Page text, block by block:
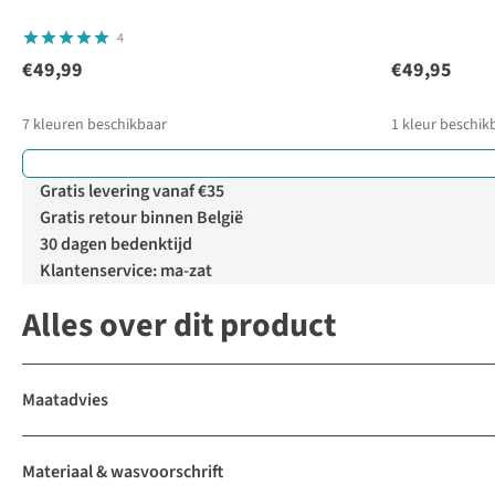
4
€49,99
7 kleuren beschikbaar
€49,95
1 kleur
Gratis levering vanaf €35
Gratis retour binnen België
30 dagen bedenktijd
Klantenservice: ma-zat
Alles over dit product
Maatadvies
Materiaal & wasvoorschrift